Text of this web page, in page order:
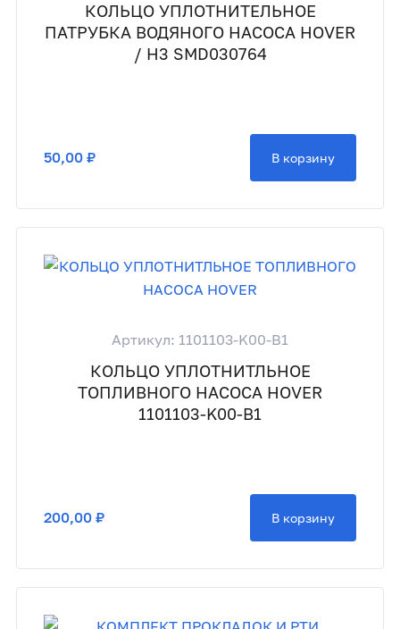
КОЛЬЦО УПЛОТНИТЕЛЬНОЕ
ПАТРУБКА ВОДЯНОГО НАСОСА HOVER
/ H3 SMD030764
50,00 ₽ В корзину
Артикул: 1101103-K00-B1
КОЛЬЦО УПЛОТНИТЛЬНОЕ
ТОПЛИВНОГО НАСОСА HOVER
1101103-K00-B1
200,00 ₽ В корзину